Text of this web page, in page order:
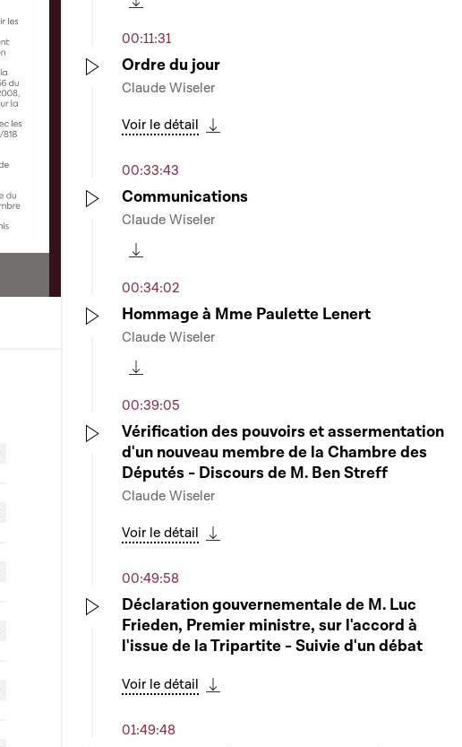
00:11:31
Ordre du jour
Claude Wiseler
Voir le détail
Play
00:33:43
Communications
Claude Wiseler
Play
00:34:02
Hommage à Mme Paulette Lenert
Claude Wiseler
Play
00:39:05
Vérification des pouvoirs et assermentation
d'un nouveau membre de la Chambre des
Députés - Discours de M. Ben Streff
Claude Wiseler
Voir le détail
Play
00:49:58
Déclaration gouvernementale de M. Luc
Frieden, Premier ministre, sur l'accord à
l'issue de la Tripartite - Suivie d'un débat
Voir le détail
Play
01:49:48